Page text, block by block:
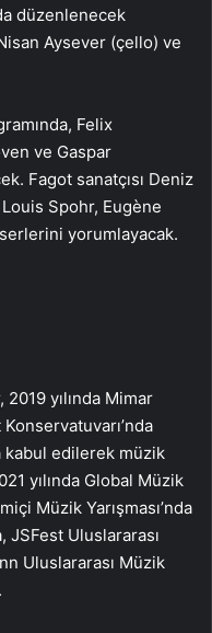
düzenlenecek
Aysever (çello) ve
Felix
ve Gaspar
Fagot sanatçısı Deniz
Spohr, Eugène
yorumlayacak.
yılında Mimar
kabul edilerek müzik
yılında Global Müzik
Müzik Yarışması’nda
JSFest Uluslararası
Uluslararası Müzik